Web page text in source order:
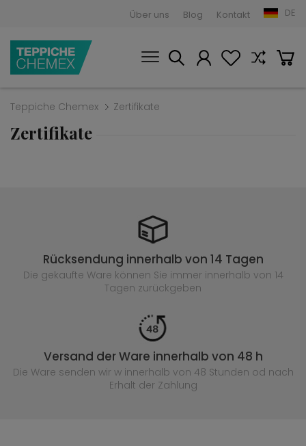
Über uns Blog Kontakt DE
Teppiche Chemex Zertifikate
Zertifikate
Rücksendung innerhalb von 14 Tagen
Die gekaufte Ware können Sie immer innerhalb von 14
Tagen zurückgeben
Versand der Ware innerhalb von 48 h
Die Ware senden wir w innerhalb von 48 Stunden od nach
Erhalt der Zahlung